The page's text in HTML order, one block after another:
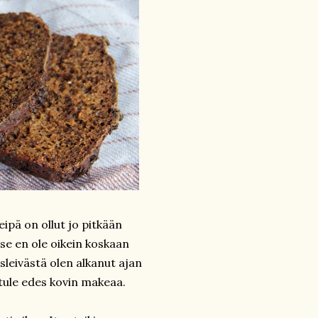
on ollut jo pitkään
en ole oikein koskaan
olen alkanut ajan
edes kovin makeaa.